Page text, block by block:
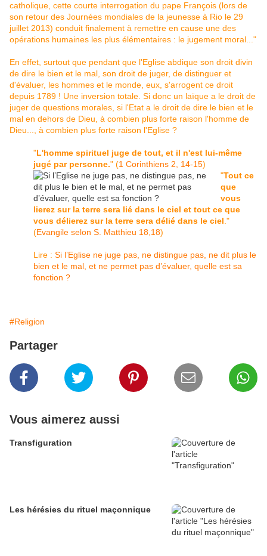
catholique, cette courte interrogation du pape François (lors de
son retour des Journées mondiales de la jeunesse à Rio le 29
juillet 2013) conduit finalement à remettre en cause une des
opérations humaines les plus élémentaires : le jugement moral..."
En effet, surtout que pendant que l'Eglise abdique son droit divin
de dire le bien et le mal, son droit de juger, de distinguer et
d'évaluer, les hommes et le monde, eux, s'arrogent ce droit
depuis 1789 ! Une inversion totale. Si donc un laïque a le droit de
juger de questions morales, si l'Etat a le droit de dire le bien et le
mal en dehors de Dieu, à combien plus forte raison l'homme de
Dieu..., à combien plus forte raison l'Eglise ?
"L'homme spirituel juge de tout, et il n'est lui-même
jugé par personne." (1 Corinthiens 2, 14-15)
"Tout ce
que
vous
lierez sur la terre sera lié dans le ciel et tout ce que
vous délierez sur la terre sera délié dans le ciel ."
(Evangile selon S. Matthieu 18,18)
Lire : Si l’Eglise ne juge pas, ne distingue pas, ne dit plus le
bien et le mal, et ne permet pas d’évaluer, quelle est sa
fonction ?
#Religion
Partager
Vous aimerez aussi
Transfiguration
Les hérésies du rituel maçonnique